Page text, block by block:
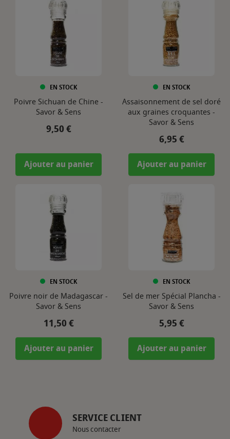
EN STOCK
Poivre Sichuan de Chine -
Savor & Sens
Prix
9,50 €
Ajouter au panier
EN STOCK
Assaisonnement de sel doré
aux graines croquantes -
Savor & Sens
Prix
6,95 €
Ajouter au panier
EN STOCK
Poivre noir de Madagascar -
Savor & Sens
Prix
11,50 €
Ajouter au panier
EN STOCK
Sel de mer Spécial Plancha -
Savor & Sens
Prix
5,95 €
Ajouter au panier
SERVICE CLIENT
Nous contacter